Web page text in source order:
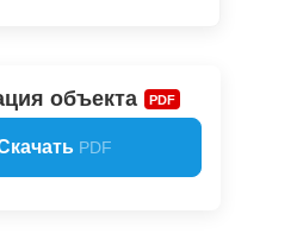
объекта PDF
PDF